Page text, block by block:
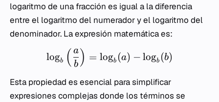
logaritmo de una fracción es igual a la diferencia
entre el logaritmo del numerador y el logaritmo del
denominador. La expresión matemática es:
logb ( b
a ) = logb (a) − logb (b)
Esta propiedad es esencial para simplificar
expresiones complejas donde los términos se